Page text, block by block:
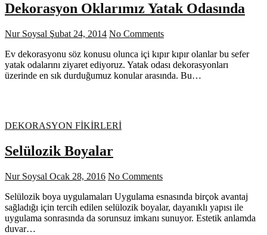
Dekorasyon Oklarımız Yatak Odasında
Nur Soysal Şubat 24, 2014 No Comments
Ev dekorasyonu söz konusu olunca içi kıpır kıpır olanlar bu sefer
yatak odalarını ziyaret ediyoruz. Yatak odası dekorasyonları
üzerinde en sık durduğumuz konular arasında. Bu…
DEKORASYON FİKİRLERİ
Selülozik Boyalar
Nur Soysal Ocak 28, 2016 No Comments
Selülozik boya uygulamaları Uygulama esnasında birçok avantaj
sağladığı için tercih edilen selülozik boyalar, dayanıklı yapısı ile
uygulama sonrasında da sorunsuz imkanı sunuyor. Estetik anlamda
duvar…